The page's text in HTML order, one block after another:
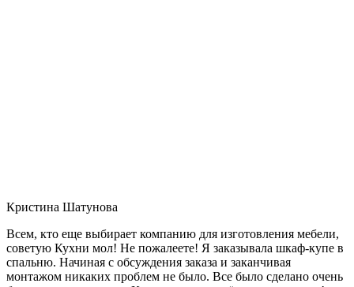
Кристина Шатунова
Всем, кто еще выбирает компанию для изготовления мебели,
советую Кухни мол! Не пожалеете! Я заказывала шкаф-купе в
спальню. Начиная с обсуждения заказа и заканчивая
монтажом никаких проблем не было. Все было сделано очень